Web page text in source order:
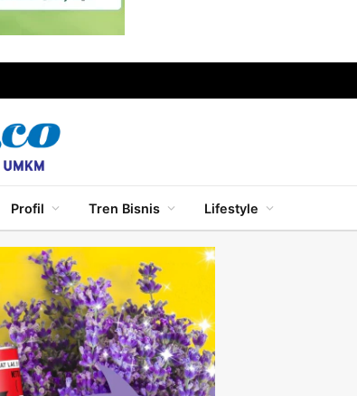
Profil Tren Bisnis Lifestyle